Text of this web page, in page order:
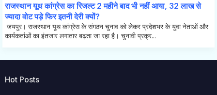
राजस्थान यूथ कांग्रेस का रिजल्ट 2 महीने बाद भी नहीं आया, 32 लाख से
ज्यादा वोट पड़े फिर इतनी देरी क्यों?
जयपुर। राजस्थान यूथ कांग्रेस के संगठन चुनाव को लेकर प्रदेशभर के युवा नेताओं और
कार्यकर्ताओं का इंतजार लगातार बढ़ता जा रहा है। चुनावी प्रक्र...
Hot Posts